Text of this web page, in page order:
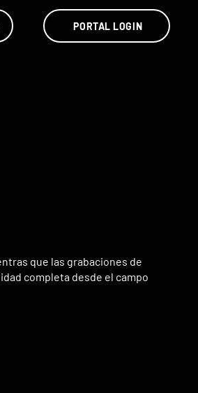
PORTAL LOGIN
que las grabaciones de
completa desde el campo